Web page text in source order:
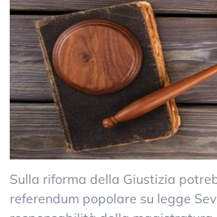
Sulla riforma della Giustizia
referendum popolare su legge